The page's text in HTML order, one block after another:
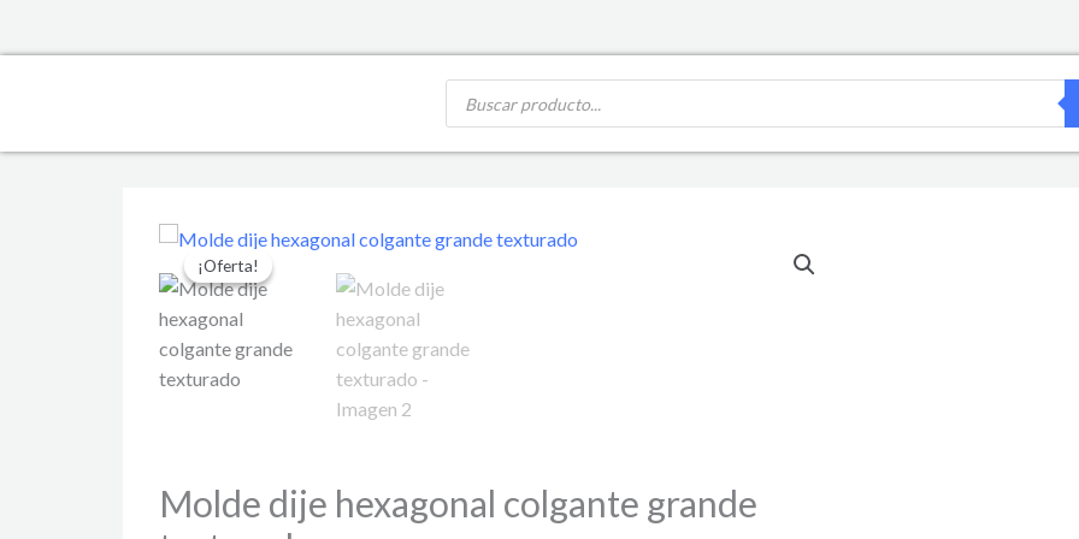
Búsqueda
productos
Molde dije hexagonal colgante grande
Molde
dije
hexagonal
colgante
grande
texturado
¡Oferta!
El
precio
original
era:
$ 7.943,75.
El
precio
actual
es:
$ 6.380,85.
¡Oferta!